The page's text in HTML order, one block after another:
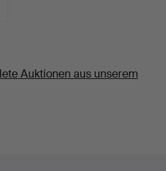
Auktionen aus unserem